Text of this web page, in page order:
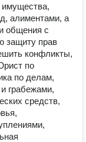
алиментами, а
общения с
защиту прав
конфликты,
по
по делам,
грабежами,
средств,